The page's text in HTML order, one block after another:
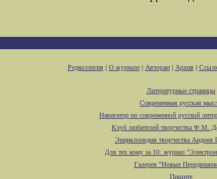
Редколлегия| О журнале| Авторам| Архив|
Литературные страницы
Современная русская
Навигатор по современной русской
Клуб любителей творчества Ф.М.
Энциклопедия творчества Андрея
Для тех кому за 10: журнал
Галерея "Новые
Пишите